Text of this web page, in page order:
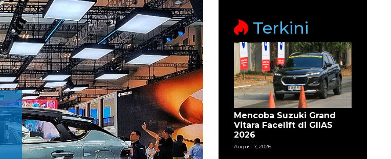
Terkini
Mencoba Suzuki Grand
Vitara Facelift di GIIAS
2026
August 7, 2026